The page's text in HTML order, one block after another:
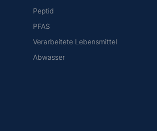
Peptid
PFAS
Verarbeitete Lebensmittel
Abwasser